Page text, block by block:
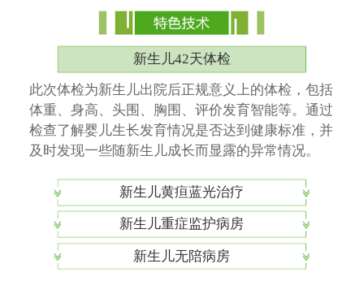
新生儿42天体检
此次体检为新生儿出院后正规意义上的体检，包括
体重、身高、头围、胸围、评价发育智能等。通过
检查了解婴儿生长发育情况是否达到健康标准，并
及时发现一些随新生儿成长而显露的异常情况。
新生儿黄疸蓝光治疗
新生儿重症监护病房
新生儿无陪病房